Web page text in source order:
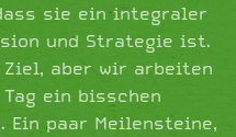
sie ein integraler
und Strategie ist.
aber wir arbeiten
ein bisschen
Ein paar Meilensteine,